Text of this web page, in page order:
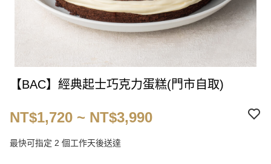
【BAC】經典起士巧克力蛋糕(門市自取)
NT$1,720 ~ NT$3,990
最快可指定 2 個工作天後送達